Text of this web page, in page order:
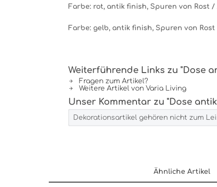
Farbe: rot, antik finish, Spuren von Rost /
Farbe: gelb, antik finish, Spuren von Rost
Weiterführende Links zu "Dose
Fragen zum Artikel?
Weitere Artikel von Varia Living
Unser Kommentar zu "Dose
Dekorationsartikel gehören nicht zum
Ähnliche Artikel